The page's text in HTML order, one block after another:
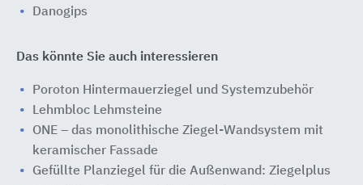
Danogips
Das könnte Sie auch interessieren
Poroton Hintermauerziegel und Systemzubehör
Lehmbloc Lehmsteine
ONE – das monolithische Ziegel-Wandsystem mit
keramischer Fassade
Gefüllte Planziegel für die Außenwand: Ziegelplus